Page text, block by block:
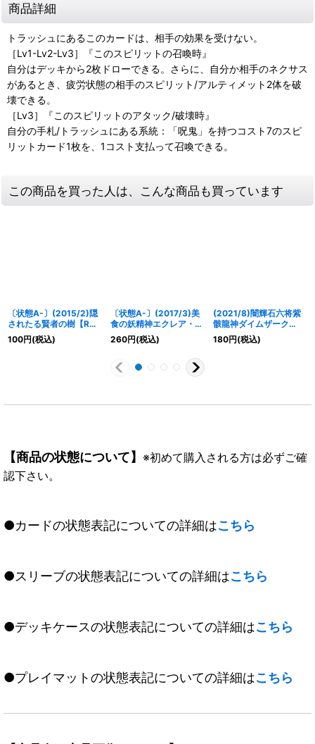
商品詳細
トラッシュにあるこのカードは、相手の効果を受けない。
［Lv1-Lv2-Lv3］『このスピリットの召喚時』
自分はデッキから2枚ドローできる。さらに、自分か相手のネクサス
があるとき、疲労状態の相手のスピリット/アルティメット2体を破
壊できる。
［Lv3］『このスピリットのアタック/破壊時』
自分の手札/トラッシュにある系統：「呪鬼」を持つコスト7のスピ
リットカード1枚を、1コスト支払って召喚できる。
この商品を買った人は、こんな商品も買っています
〔状態A-〕(2015/2)隠
されたる賢者の樹【R】
{BSC22-106}《緑》
100円(税込)
〔状態A-〕(2017/3)美
食の妖精神エクレア・シ
フォン【X】{BS39-
X05}《黄》
260円(税込)
(2021/8)闇輝石六将紫
骸龍神ダイムザーク
(BSC38収録)【X】
{BS42-X02}《紫》
180円(税込)
【商品の状態について】 ※初めて購入される方は必ずご確
認下さい。
●カードの状態表記についての詳細はこちら
●スリーブの状態表記についての詳細はこちら
●デッキケースの状態表記についての詳細はこちら
●プレイマットの状態表記についての詳細はこちら